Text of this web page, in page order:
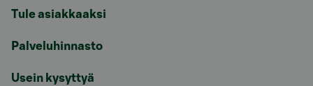
Tule asiakkaaksi
Palveluhinnasto
Usein kysyttyä